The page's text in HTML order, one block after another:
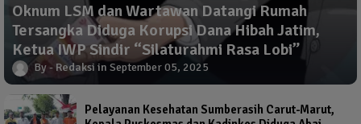
Oknum LSM dan Wartawan Datangi Rumah
Tersangka Diduga Korupsi Dana Hibah Jatim,
Ketua IWP Sindir “Silaturahmi Rasa Lobi”
Redaksi September 05, 2025
Pelayanan Kesehatan Sumberasih Carut-Marut,